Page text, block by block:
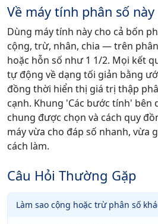
Về máy tính phân số này
Dùng máy tính này cho cả bốn
cộng, trừ, nhân, chia — trên
hoặc hỗn số như 1 1/2. Mọi kết
tự động về dạng tối giản bằng
đồng thời hiển thị giá trị thập
cạnh. Khung 'Các bước tính' bên
chung được chọn và cách quy
máy vừa cho đáp số nhanh, vừa
cách làm.
Câu Hỏi Thường Gặp
Làm sao cộng hoặc trừ phân số